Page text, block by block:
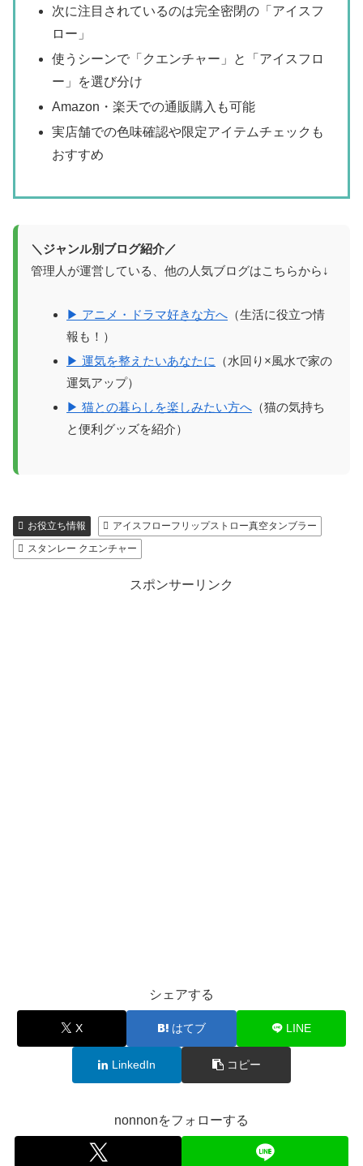
次に注目されているのは完全密閉の「アイスフ
ロー」
使うシーンで「クエンチャー」と「アイスフロ
ー」を選び分け
Amazon・楽天での通販購入も可能
実店舗での色味確認や限定アイテムチェックも
おすすめ
＼ジャンル別ブログ紹介／
管理人が運営している、他の人気ブログはこちらから↓
▶ アニメ・ドラマ好きな方へ （生活に役立つ情
報も！）
▶ 運気を整えたいあなたに
（水回り×風水で家の
運気アップ）
▶ 猫との暮らしを楽しみたい方へ （猫の気持ち
と便利グッズを紹介）
お役立ち情報
アイスフローフリップストロー真空タンブラー
スタンレー クエンチャー
スポンサーリンク
シェアする
X はてブ LINE
LinkedIn コピー
nonnonをフォローする